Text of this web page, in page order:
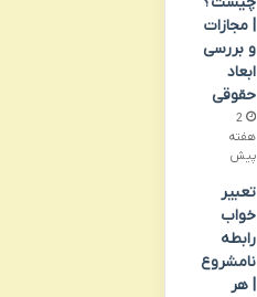
| مجازات
و بررسی
ابعاد
حقوقی
2
هفته
پیش
تعبیر
خواب
رابطه
نامشروع
| هر